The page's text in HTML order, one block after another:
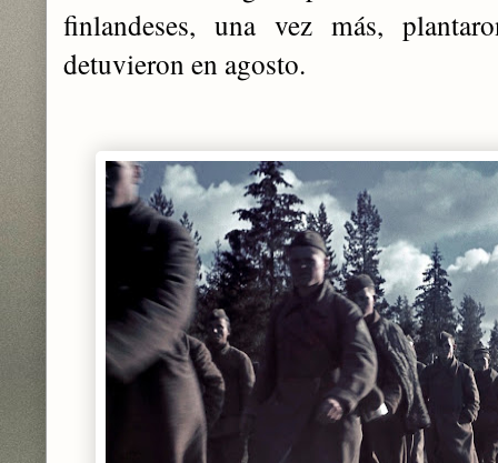
finlandeses, una vez más,
detuvieron en agosto.